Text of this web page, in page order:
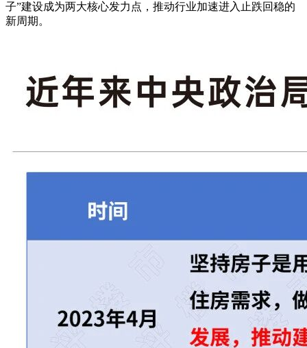
子”建设成为两大核心发力点，推动行业加速进入止跌回稳的
新周期。